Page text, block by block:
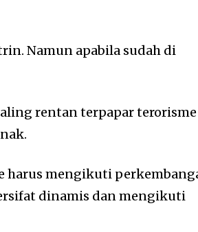
Namun apabila sudah di
rentan terpapar terorisme
harus mengikuti
dinamis dan mengikuti